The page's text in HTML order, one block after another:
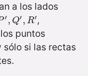
a los lados
′, Q′, R′
′,Q′,R′
,
puntos
sólo si las rectas